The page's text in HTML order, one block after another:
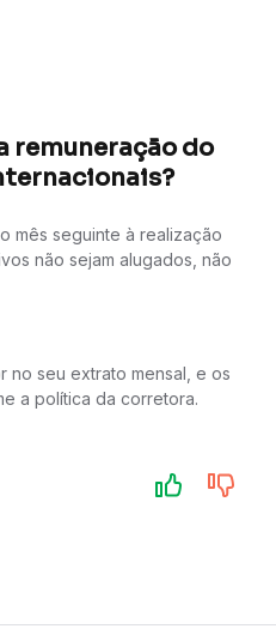
remuneração do
mês seguinte à realização
não sejam alugados, não
seu extrato mensal, e os
a política da corretora.